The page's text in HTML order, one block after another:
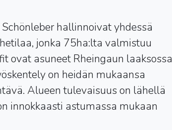
hallinnoivat yhdessä
jonka 75ha:lta valmistuu
ovat asuneet Rheingaun laaksossa
on heidän mukaansa
Alueen tulevaisuus on lähellä
innokkaasti astumassa mukaan